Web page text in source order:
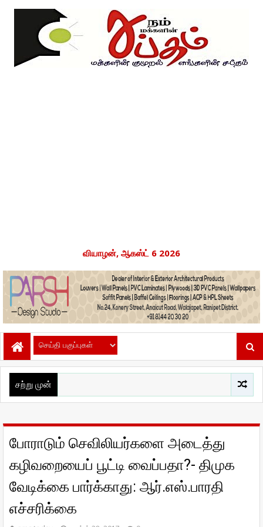
வியாழன், ஆகஸ்ட் 6 2026
சற்று முன்
போராடும் செவிலியர்களை அடைத்து
கழிவறையைப் பூட்டி வைப்பதா?- திமுக
வேடிக்கை பார்க்காது: ஆர்.எஸ்.பாரதி
எச்சரிக்கை